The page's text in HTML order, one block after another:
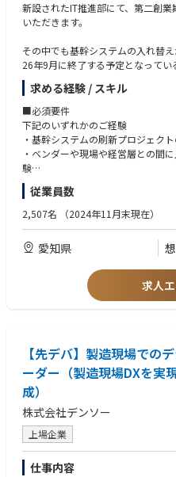
データ×電力データで新しいビジ
価値を創出できる業務です。
【現場従業員の声】
★36歳（社会人経験12年目）キャ
「新しい社会インフラ構築にあた
中にないアイデアをスピーディー
な業務です。Hondaは他社に比べ
案・挑戦しやすい環境で、非常に
境が魅力です」
★30歳（社会人経験6年目）
「室課全体でリスキリングを支援
者でも挑戦できる環境が整ってお
目指して挑戦しています。
また、産官学との連携のなかで豊
カーでありながら、自動車以外の
創出まで経験できることも魅力の
【職場環境・風土】
ており、学歴や年齢に関係なく誰
す。積極的に仕事に向き合い、推
あっても大きな仕事が任されます
てこんなビジネスがしたい」と自
ような気概を持った方に、是非仲
【関連ニュースリリース】
・Honda Storiesエネルギーシス
・Me and Honda,Career「エネル
新設されたIT推進部にて、第二創
いただきます。
その中でも基幹システムの入れ替
26年9月に終了する予定となって
チでの開発にSaas導入などを進めて
この度、現在在籍する責任者とと
る方を外部から採用することになり
■職務内容
・店舗基幹システムの刷新
・ベンダーコントロール
・事業部門とIT推進部の連携推進
IT推進部：部長以下6名
■同社の安定性
同社は業界のリードカンパニーと
お客様へ誰もが自由に愛車を選び
べく、今後も安定した更なる事業
を継続していきます。
求める経験 / スキル
■必須要件
下記のいずれかのご経験
・基幹システムの刷新プロジェク
・ベンダーや現場や経営層との間
験
・ベンダーコントロール（外部パ
・チームのマネジメント経験
従業員数
2,507名 （2024年11月末現在）
愛知県
求人
【先デバ】製造現場での
ーダー（製造現場DXを実
成）
株式会社デンソー
上場企業
仕事内容